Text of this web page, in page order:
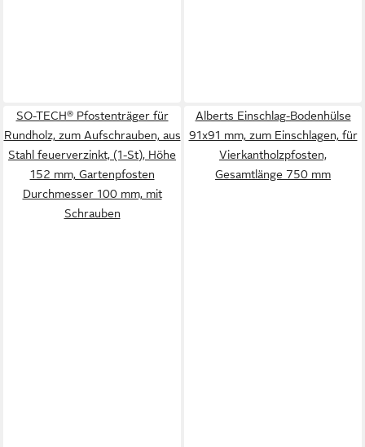
SO-TECH® Pfostenträger für
Rundholz, zum Aufschrauben, aus
Stahl feuerverzinkt, (1-St), Höhe
152 mm, Gartenpfosten
Durchmesser 100 mm, mit
Schrauben
Alberts Einschlag-Bodenhülse
91x91 mm, zum Einschlagen, für
Vierkantholzpfosten,
Gesamtlänge 750 mm